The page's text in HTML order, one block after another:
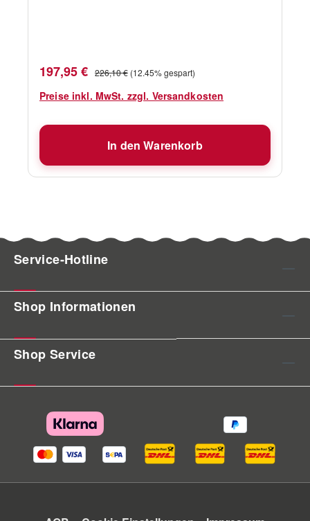
Verkaufspreis:
197,95 € Regulärer Preis:
226,10 € (12.45% gespart)
Preise inkl. MwSt. zzgl. Versandkosten
In den Warenkorb
Service-Hotline
Shop Informationen
Shop Service